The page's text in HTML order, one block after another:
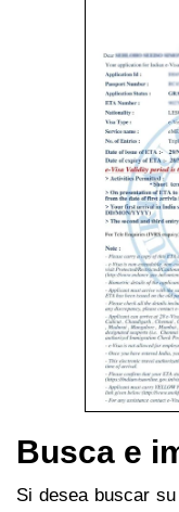
Busca e
Si desea buscar